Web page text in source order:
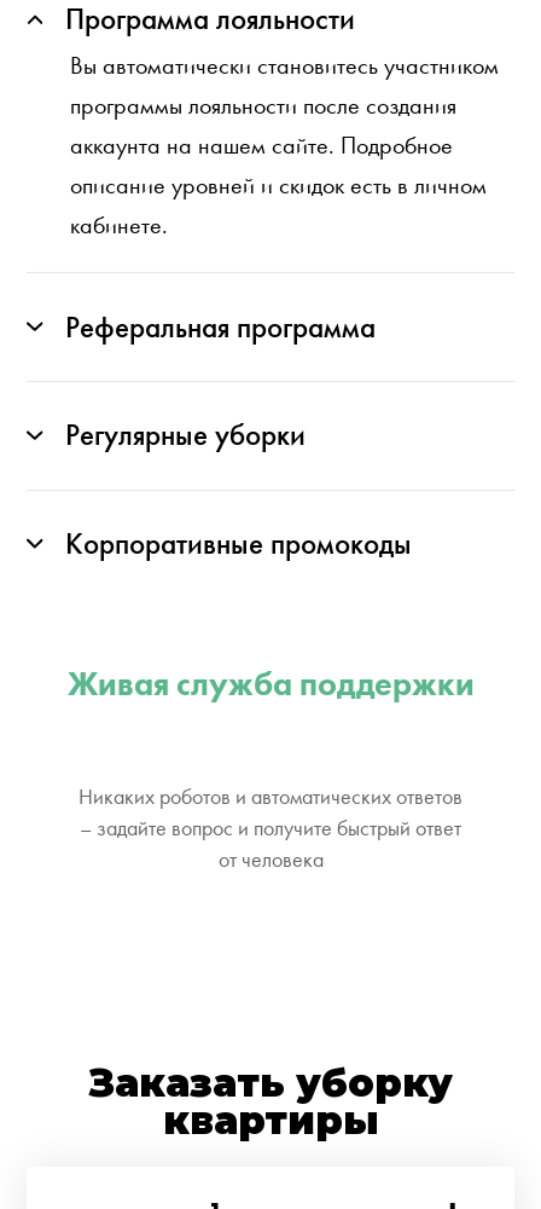
Программа лояльности
Вы автоматически становитесь участником
программы лояльности после создания
аккаунта на нашем сайте. Подробное
описание уровней и скидок есть в личном
кабинете.
Реферальная программа
Регулярные уборки
Корпоративные промокоды
Живая служба поддержки
Никаких роботов и автоматических ответов
– задайте вопрос и получите быстрый ответ
от человека
Заказать уборку
квартиры